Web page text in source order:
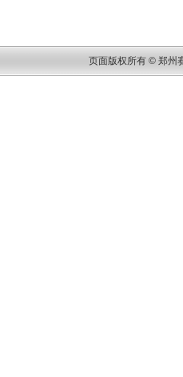
页面版权所有 © 郑